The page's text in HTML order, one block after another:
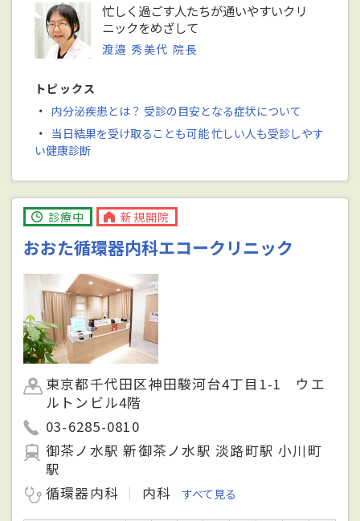
忙しく過ごす人たちが通いやすいクリ
ニックをめざして
渡邉 秀美代 院長
トピックス
・ 内分泌疾患とは？ 受診の目安となる症状について
・ 当日結果を受け取ることも可能 忙しい人も受診しやす
い健康診断
診療中 新規開院
おおた循環器内科エコークリニック
東京都千代田区神田駿河台4丁目1-1 ウエ
ルトンビル4階
03-6285-0810
御茶ノ水駅 新御茶ノ水駅 淡路町駅 小川町
駅
循環器内科
内科 すべて見る